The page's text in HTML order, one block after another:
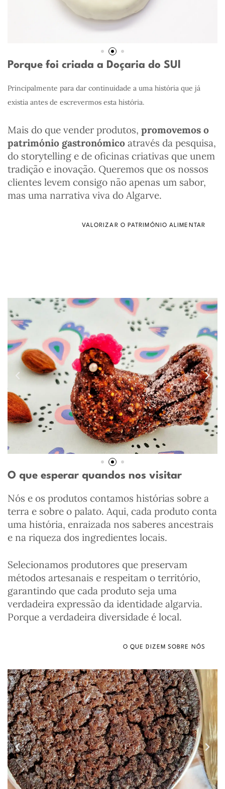
Porque foi criada a Doçaria do SUl
Principalmente para dar continuidade a uma história que já
existia antes de escrevermos esta história.
Mais do que vender produtos, promovemos o
património gastronómico através da pesquisa,
do storytelling e de oficinas criativas que unem
tradição e inovação. Queremos que os nossos
clientes levem consigo não apenas um sabor,
mas uma narrativa viva do Algarve.
VALORIZAR O PATRIMÓNIO ALIMENTAR
O que esperar quandos nos visitar
Nós e os produtos contamos histórias sobre a
terra e sobre o palato. Aqui, cada produto conta
uma história, enraizada nos saberes ancestrais
e na riqueza dos ingredientes locais.
Selecionamos produtores que preservam
métodos artesanais e respeitam o território,
garantindo que cada produto seja uma
verdadeira expressão da identidade algarvia.
Porque a verdadeira diversidade é local.
O QUE DIZEM SOBRE NÓS